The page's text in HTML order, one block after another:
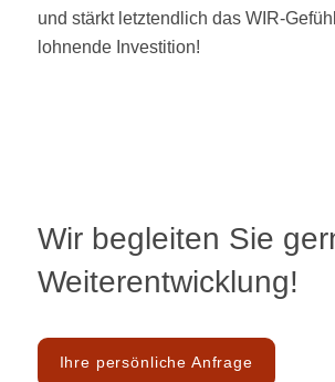
und stärkt letztendlich das WIR-
lohnende Investition!
Wir begleiten Sie
Weiterentwicklung!
Ihre persönliche Anfrage